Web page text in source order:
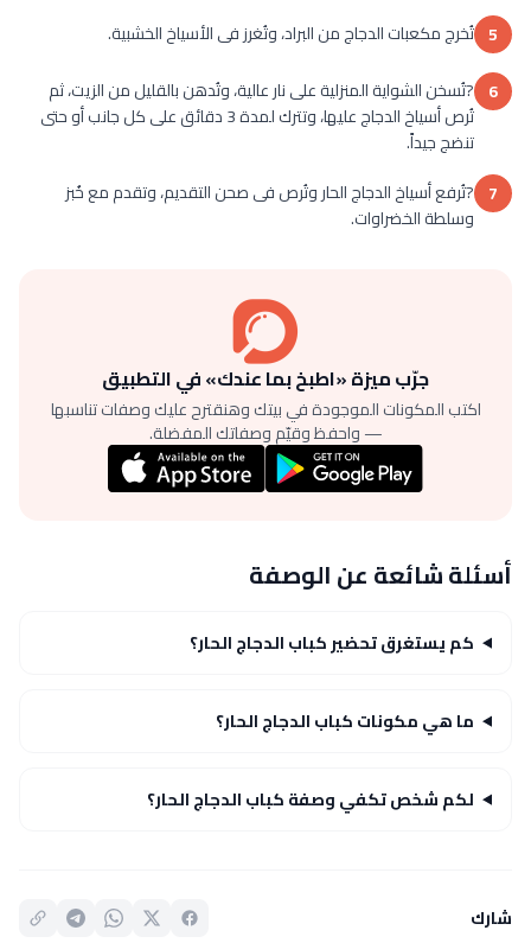
5 تُخرج مكعبات الدجاج من البراد، وتُغرز فى الأسياخ الخشبية.
6 ?تُسخن الشواية المنزلية على نار عالية، وتُدهن بالقليل من الزيت، ثم
تُرص أسياخ الدجاج عليها، وتترك لمدة 3 دقائق على كل جانب أو حتى
تنضج جيداً.
7 ?تُرفع أسياخ الدجاج الحار وتُرص فى صحن التقديم، وتقدم مع خُبز
وسلطة الخضراوات.
جرّب ميزة «اطبخ بما عندك» في التطبيق
اكتب المكونات الموجودة في بيتك وهنقترح عليك وصفات تناسبها
— واحفظ وقيّم وصفاتك المفضلة.
أسئلة شائعة عن الوصفة
كم يستغرق تحضير كباب الدجاج الحار؟
ما هي مكونات كباب الدجاج الحار؟
لكم شخص تكفي وصفة كباب الدجاج الحار؟
شارك